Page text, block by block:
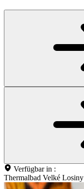
Verfügbar in :
Thermalbad Velké Losiny